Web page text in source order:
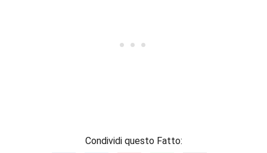
Condividi questo Fatto: